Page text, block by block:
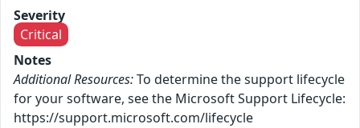
Severity
Critical
Notes
Additional Resources:To determine the support lifecycle
for your software, see the Microsoft Support Lifecycle:
https://support.microsoft.com/lifecycle